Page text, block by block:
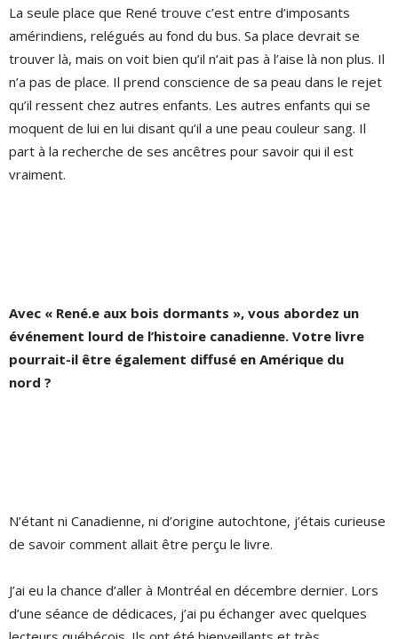
La seule place que René trouve c’est entre d’imposants
amérindiens, relégués au fond du bus. Sa place devrait se
trouver là, mais on voit bien qu’il n’ait pas à l’aise là non plus. Il
n’a pas de place. Il prend conscience de sa peau dans le rejet
qu’il ressent chez autres enfants. Les autres enfants qui se
moquent de lui en lui disant qu’il a une peau couleur sang. Il
part à la recherche de ses ancêtres pour savoir qui il est
vraiment.
Avec « René.e aux bois dormants », vous abordez un
événement lourd de l’histoire canadienne. Votre livre
pourrait-il être également diffusé en Amérique du
nord ?
N’étant ni Canadienne, ni d’origine autochtone, j’étais curieuse
de savoir comment allait être perçu le livre.
J’ai eu la chance d’aller à Montréal en décembre dernier. Lors
d’une séance de dédicaces, j’ai pu échanger avec quelques